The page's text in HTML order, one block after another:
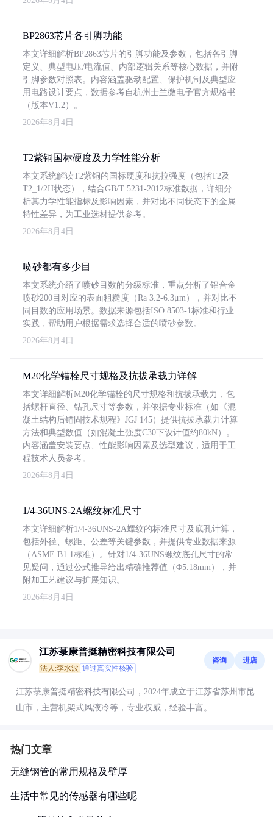
BP2863芯片各引脚功能
本文详细解析BP2863芯片的引脚功能及参数，包括各引脚
定义、典型电压/电流值、内部逻辑关系等核心数据，并附
引脚参数对照表。内容涵盖驱动配置、保护机制及典型应
用电路设计要点，数据参考自杭州士兰微电子官方规格书
（版本V1.2）。
2026年8月4日
T2紫铜国标硬度及力学性能分析
本文系统解读T2紫铜的国标硬度和抗拉强度（包括T2及
T2_1/2H状态），结合GB/T 5231-2012标准数据，详细分
析其力学性能指标及影响因素，并对比不同状态下的金属
特性差异，为工业选材提供参考。
2026年8月4日
喷砂都有多少目
本文系统介绍了喷砂目数的分级标准，重点分析了铝合金
喷砂200目对应的表面粗糙度（Ra 3.2-6.3μm），并对比不
同目数的应用场景。数据来源包括ISO 8503-1标准和行业
实践，帮助用户根据需求选择合适的喷砂参数。
2026年8月4日
M20化学锚栓尺寸规格及抗拔承载力详解
本文详细解析M20化学锚栓的尺寸规格和抗拔承载力，包
括螺杆直径、钻孔尺寸等参数，并依据专业标准（如《混
凝土结构后锚固技术规程》JGJ 145）提供抗拔承载力计算
方法和典型数值（如混凝土强度C30下设计值约80kN）。
内容涵盖安装要点、性能影响因素及选型建议，适用于工
程技术人员参考。
2026年8月4日
1/4-36UNS-2A螺纹标准尺寸
本文详细解析1/4-36UNS-2A螺纹的标准尺寸及底孔计算，
包括外径、螺距、公差等关键参数，并提供专业数据来源
（ASME B1.1标准）。针对1/4-36UNS螺纹底孔尺寸的常
见疑问，通过公式推导给出精确推荐值（Φ5.18mm），并
附加工艺建议与扩展知识。
2026年8月4日
江苏菉康普挺精密科技有限公司
法人:李水波 通过真实性核验
咨询 进店
江苏菉康普挺精密科技有限公司，2024年成立于江苏省苏州市昆
山市，主营机架式风液冷等，专业权威，经验丰富。
热门文章
无缝钢管的常用规格及壁厚
生活中常见的传感器有哪些呢